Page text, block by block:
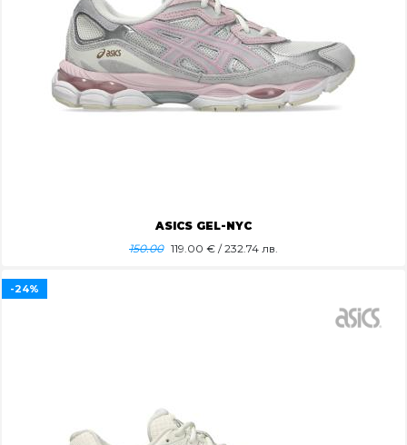
ASICS GEL-NYC
150.00 119.00 € / 232.74 лв.
-24%